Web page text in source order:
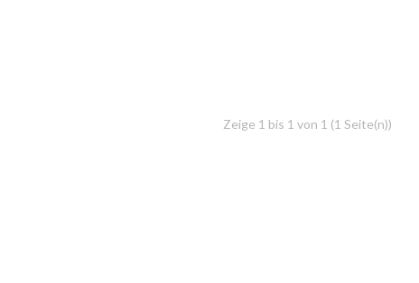
Zeige 1 bis 1 von 1 (1 Seite(n))